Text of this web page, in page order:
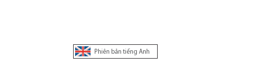
Phiên bản tiếng Anh